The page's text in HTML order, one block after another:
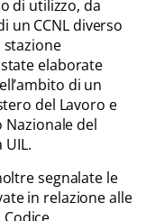
di utilizzo, da
un CCNL diverso
elaborate
di un
del Lavoro e
Nazionale del
UIL.
segnalate le
in relazione alle